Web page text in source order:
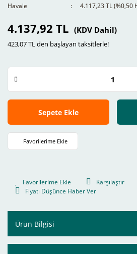
Havale
4.117,23 TL (%0,50
4.137,92 TL (KDV Dahil)
423,07 TL den başlayan taksitlerle!
Sepete Ekle
Karşılaştır
Fiyatı Düşünce Haber Ver
Ürün Bilgisi